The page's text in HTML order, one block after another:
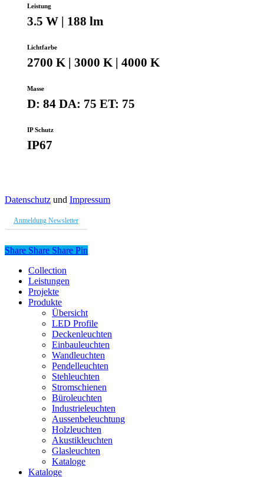
Leistung
3.5 W | 188 lm
Lichtfarbe
2700 K | 3000 K | 4000 K
Masse
D: 84 DA: 75 ET: 75
IP Schutz
IP67
Datenschutz und Impressum
Anmeldung Newsletter
Share
Share Share Share Pin
Close
Menu
Collection
Leistungen
Projekte
Produkte
Übersicht
LED Profile
Deckenleuchten
Einbauleuchten
Wandleuchten
Pendelleuchten
Stehleuchten
Stromschienen
Büroleuchten
Industrieleuchten
Aussenbeleuchtung
Holzleuchten
Akustikleuchten
Glasleuchten
Kataloge
Kataloge